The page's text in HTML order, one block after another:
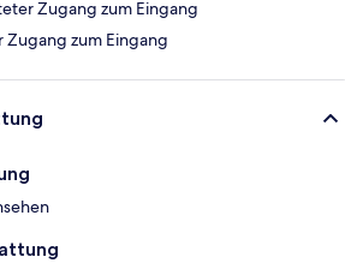
Zugang zum Eingang
Zugang zum Eingang